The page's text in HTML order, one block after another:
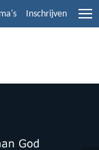
Inschrijven